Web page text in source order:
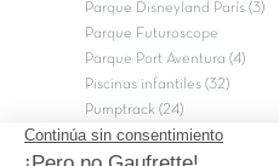
Parque Disneyland París (3)
Parque Futuroscope
Parque Port Aventura (4)
Piscinas infantiles (32)
Pumptrack (24)
Puy du Fou (2)
Roma